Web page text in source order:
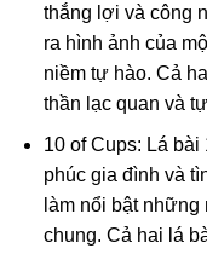
thắng lợi và công
ra hình ảnh của
niềm tự hào. Cả
thần lạc quan và
10 of Cups: Lá
phúc gia đình và
làm nổi bật những
chung. Cả hai lá